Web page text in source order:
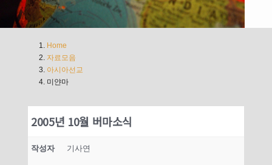
Home
자료모음
아시아선교
미얀마
2005년 10월 버마소식
작성자 기사연